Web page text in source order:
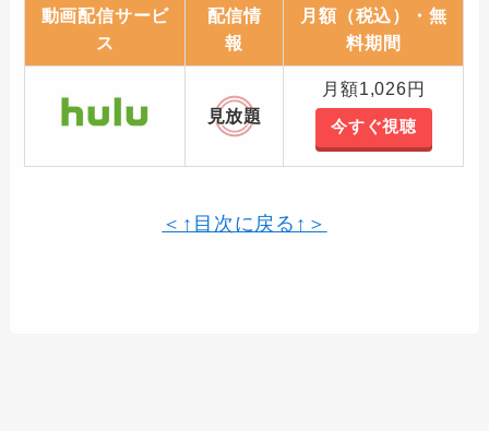
動画配信サービ
ス
配信情
報
月額（税込）・無
料期間
見放題
月額1,026円
今すぐ視聴
＜↑目次に戻る↑＞